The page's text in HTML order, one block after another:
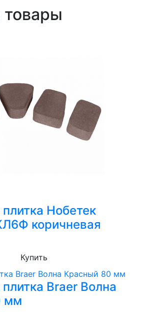
Нобетек
коричневая
Купить
Braer Волна
мм